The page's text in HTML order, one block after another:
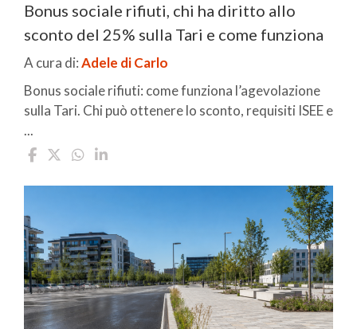
Bonus sociale rifiuti, chi ha diritto allo
sconto del 25% sulla Tari e come funziona
A cura di:Adele di Carlo
Bonus sociale rifiuti: come funziona l’agevolazione
sulla Tari. Chi può ottenere lo sconto, requisiti ISEE e
...